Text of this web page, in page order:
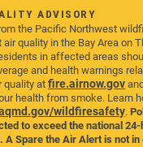
ADVISORY
the Pacific Northwest
quality in the Bay Area on
in affected areas
and health warnings
quality atfire.airnow.gov
health from smoke. Learn
wildfiresafety.
to exceed the national
A Spare the Air Alert is not